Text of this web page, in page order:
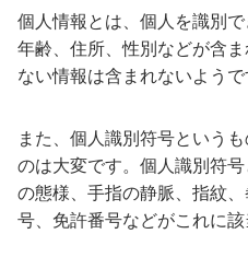
個人情報とは、個人を識別
年齢、住所、性別などが含
ない情報は含まれないようで
また、個人識別符号という
のは大変です。個人識別符
の態様、手指の静脈、指紋
号、免許番号などがこれに該